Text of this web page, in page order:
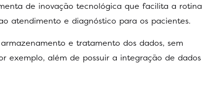
de inovação tecnológica que facilita a rotina
atendimento e diagnóstico para os pacientes.
e tratamento dos dados, sem
exemplo, além de possuir a integração de dados